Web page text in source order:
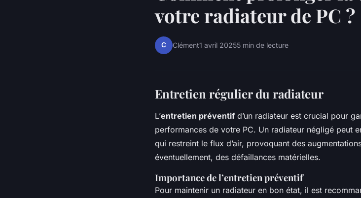
votre radiateur de PC ?
C Clément1 avril 20255 min de lecture
Entretien régulier du radiateur
L’entretien préventif d’un radiateur est crucial pour
performances de votre PC. Un radiateur négligé peut
qui restreint le flux d’air, provoquant des
éventuellement, des défaillances matérielles.
Importance de l’entretien préventif
Pour maintenir un radiateur en bon état, il est